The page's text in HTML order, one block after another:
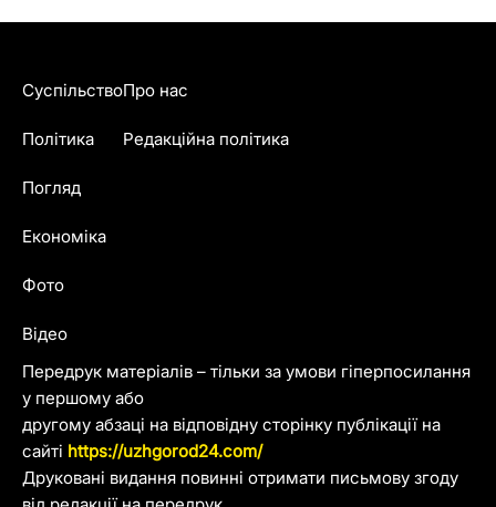
Передрук матеріалів – тільки за умови гіперпосилання
у першому або
другому абзаці на відповідну сторінку публікації на
сайті https://uzhgorod24.com/
Друковані видання повинні отримати письмову згоду
Суспільство
Політика
Погляд
Економіка
Фото
Відео
Про нас
Редакційна політика